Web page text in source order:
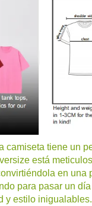
tiene un
está
en
para pasar un
y estilo inigualables.